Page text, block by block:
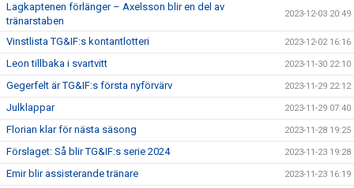
Lagkaptenen förlänger – Axelsson blir en del av
tränarstaben
2023-12-03 20:49
Vinstlista TG&IF:s kontantlotteri 2023-12-02 16:16
Leon tillbaka i svartvitt 2023-11-30 22:10
Gegerfelt är TG&IF:s första nyförvärv 2023-11-29 22:12
Julklappar 2023-11-29 07:40
Florian klar för nästa säsong 2023-11-28 19:25
Förslaget: Så blir TG&IF:s serie 2024 2023-11-23 19:28
Emir blir assisterande tränare 2023-11-23 16:19